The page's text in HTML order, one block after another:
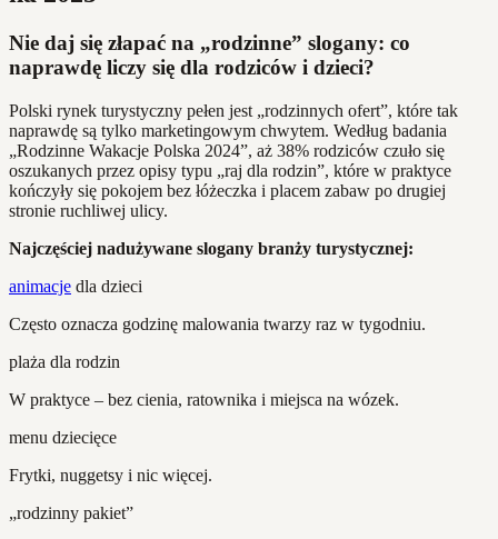
Nie daj się złapać na „rodzinne” slogany: co
naprawdę liczy się dla rodziców i dzieci?
Polski rynek turystyczny pełen jest „rodzinnych ofert”, które tak
naprawdę są tylko marketingowym chwytem. Według badania
„Rodzinne Wakacje Polska 2024”, aż 38% rodziców czuło się
oszukanych przez opisy typu „raj dla rodzin”, które w praktyce
kończyły się pokojem bez łóżeczka i placem zabaw po drugiej
stronie ruchliwej ulicy.
Najczęściej nadużywane slogany branży turystycznej:
animacje dla dzieci
Często oznacza godzinę malowania twarzy raz w tygodniu.
plaża dla rodzin
W praktyce – bez cienia, ratownika i miejsca na wózek.
menu dziecięce
Frytki, nuggetsy i nic więcej.
„rodzinny pakiet”